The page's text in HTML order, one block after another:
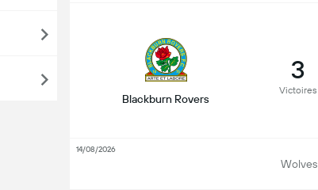
Blackburn Rovers
3
Victoires
Wolves
14/08/2026